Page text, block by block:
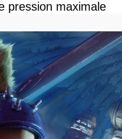
pression maximale